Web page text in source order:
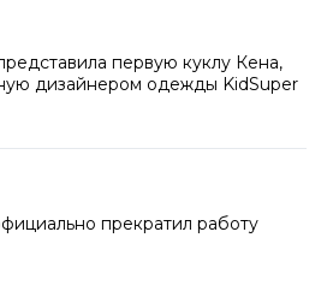
первую куклу Кена,
дизайнером одежды KidSuper
прекратил работу